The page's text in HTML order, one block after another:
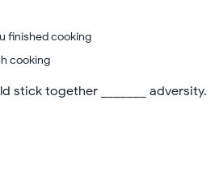
finished cooking
cooking
stick together _______ adversity.